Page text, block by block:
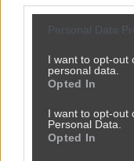
Personal Data
I want to opt-out
personal data.
Opted In
I want to opt-out
Personal Data.
Opted In
a dzięki trnu
usłyszeli
Ja1971 🌾
jak myślicie,